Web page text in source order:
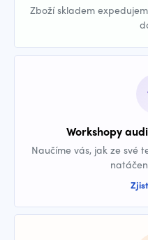
Zboží skladem
Workshopy
Naučíme vás, jak ze své